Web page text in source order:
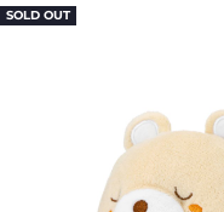
SOLD OUT